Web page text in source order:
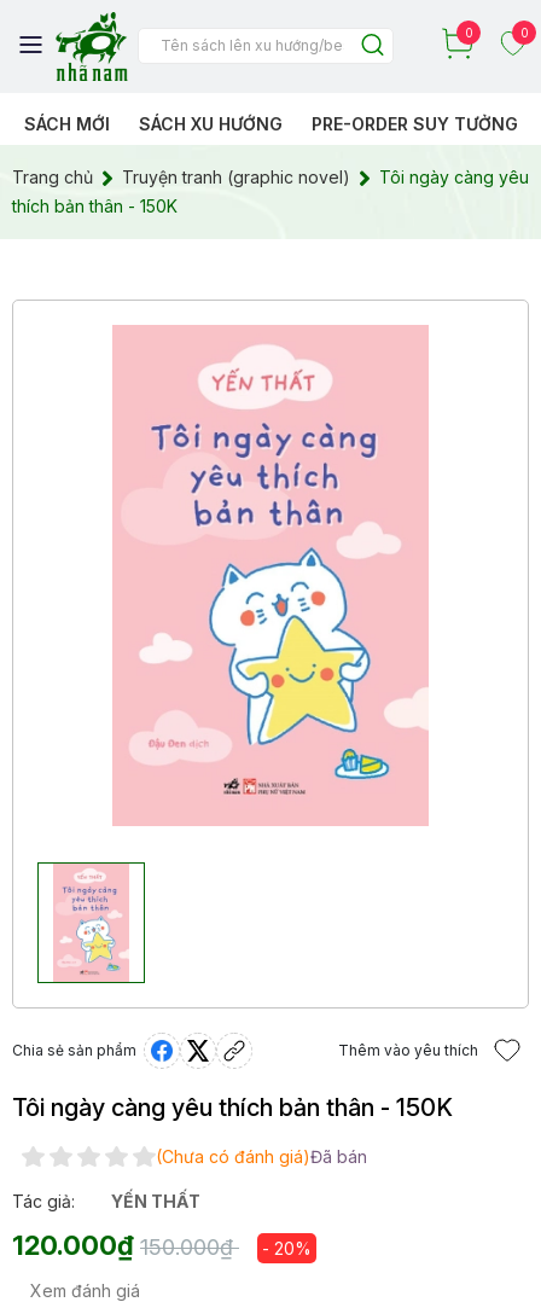
0 0
SÁCH MỚI SÁCH XU HƯỚNG PRE-ORDER SUY TƯỞNG
Trang chủ Truyện tranh (graphic novel)
Tôi ngày càng yêu
thích bản thân - 150K
Chia sẻ sản phẩm Thêm vào yêu thích
Tôi ngày càng yêu thích bản thân - 150K
(Chưa có đánh giá)Đã bán
Tác giả: YẾN THẤT
120.000₫ 150.000₫ - 20%
Xem đánh giá